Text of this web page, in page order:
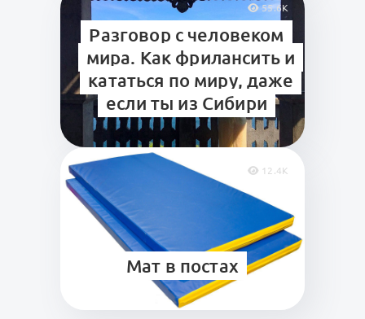
55.6K
Разговор с человеком
мира. Как фрилансить и
кататься по миру, даже
если ты из Сибири
12.4K
Мат в постах